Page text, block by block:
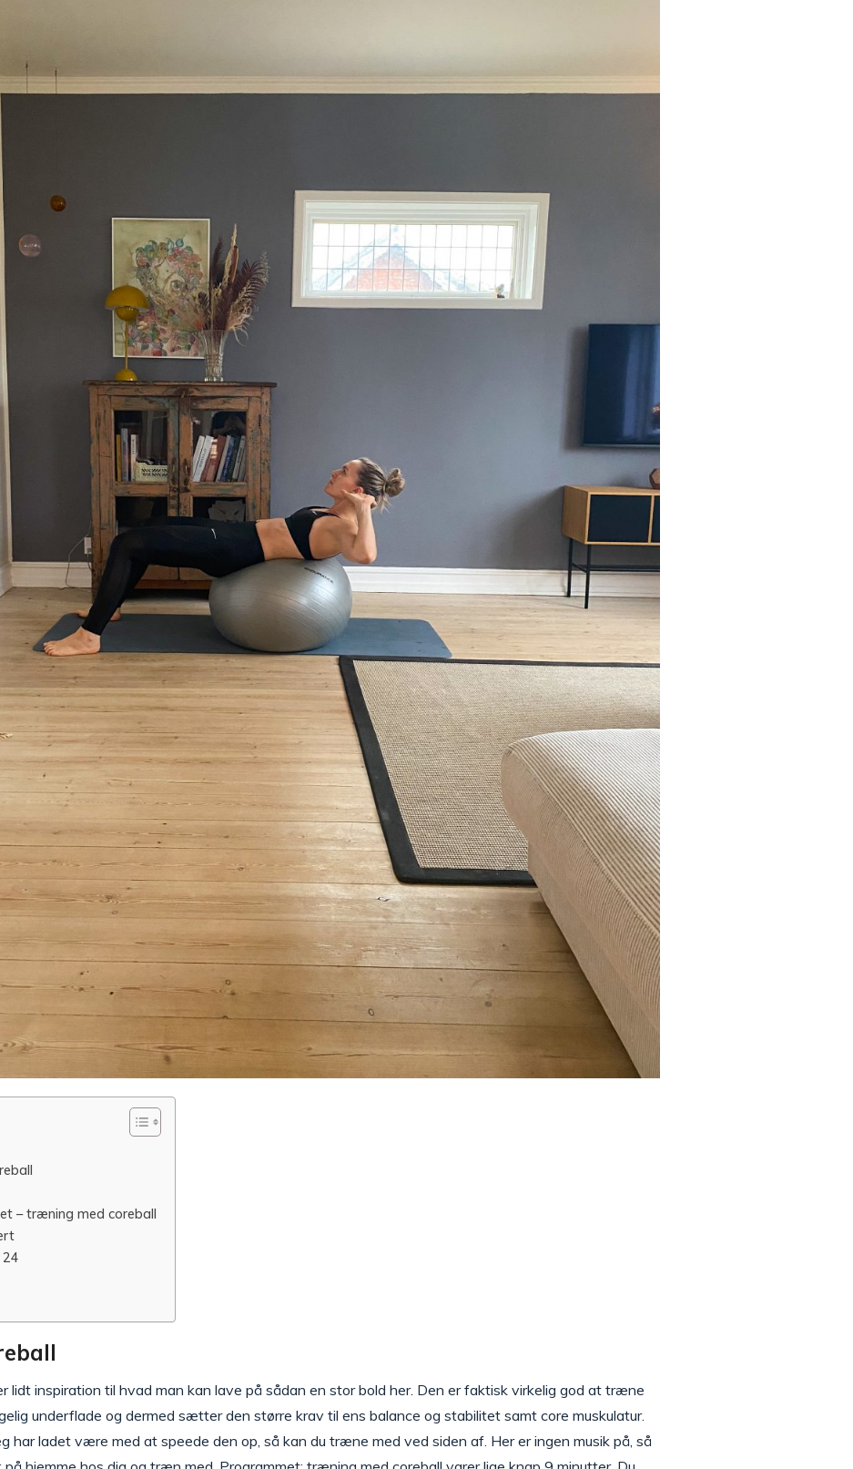
– træning med coreball
24
lidt inspiration til hvad man kan lave på sådan en stor bold her. Den er faktisk virkelig god at træne
underflade og dermed sætter den større krav til ens balance og stabilitet samt core muskulatur.
har ladet være med at speede den op, så kan du træne med ved siden af. Her er ingen musik på, så